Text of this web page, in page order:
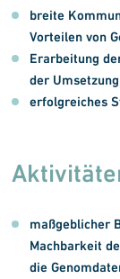
breite
Vorteilen von
Erarbeitung
der Umsetzung
erfolgreiches
maßgeblicher
Machbarkeit
die